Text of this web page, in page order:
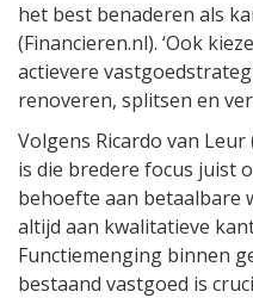
het best benaderen als
(Financieren.nl). ‘Ook
actievere
renoveren, splitsen en
Volgens Ricardo van
is die bredere focus juist
behoefte aan betaalbare
altijd aan kwalitatieve
Functiemenging binnen
bestaand vastgoed is